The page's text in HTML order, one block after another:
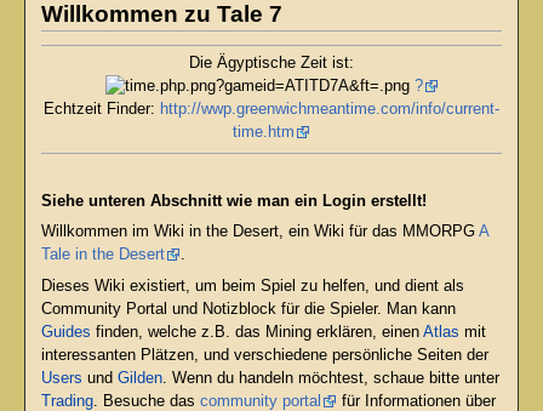
Willkommen zu Tale 7
Die Ägyptische Zeit ist:
?
Echtzeit Finder: http://wwp.greenwichmeantime.com/info/current-
time.htm
Siehe unteren Abschnitt wie man ein Login erstellt!
Willkommen im Wiki in the Desert, ein Wiki für das MMORPG A
Tale in the Desert
.
Dieses Wiki existiert, um beim Spiel zu helfen, und dient als
Community Portal und Notizblock für die Spieler. Man kann
Guides finden, welche z.B. das Mining erklären, einen Atlas mit
interessanten Plätzen, und verschiedene persönliche Seiten der
Users und Gilden. Wenn du handeln möchtest, schaue bitte unter
Trading. Besuche das community portal
für Informationen über